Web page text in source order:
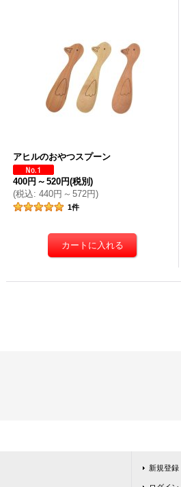
アヒルのおやつスプーン
400円 ～ 520円(税別)
(税込: 440円 ～ 572円)
1件
新規登録